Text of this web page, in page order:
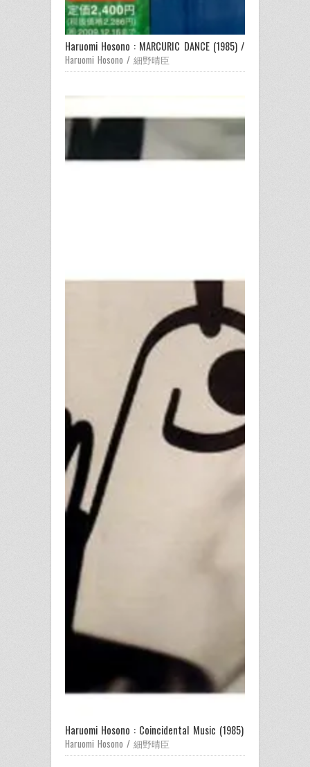
Haruomi Hosono : MARCURIC DANCE (1985) / マーキュ
Haruomi Hosono / 細野晴臣
Haruomi Hosono : Coincidental Music (1985) / コインシ
Haruomi Hosono / 細野晴臣